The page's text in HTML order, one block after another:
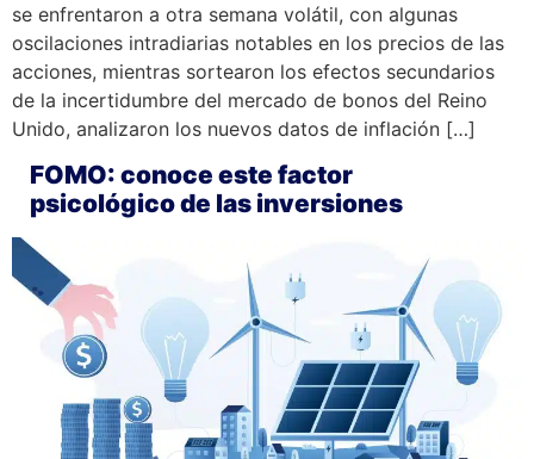
se enfrentaron a otra semana volátil, con algunas
oscilaciones intradiarias notables en los precios de las
acciones, mientras sortearon los efectos secundarios
de la incertidumbre del mercado de bonos del Reino
Unido, analizaron los nuevos datos de inflación […]
FOMO: conoce este factor
psicológico de las inversiones